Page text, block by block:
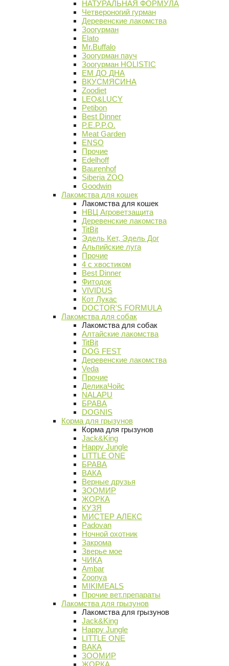
НАТУРАЛЬНАЯ ФОРМУЛА
Четвероногий гурман
Деревенские лакомства
Зоогурман
Elato
Mr.Buffalo
Зоогурман пауч
Зоогурман HOLISTIC
ЕМ ДО ДНА
ВКУСМЯСИНА
Zoodiet
LEO&LUCY
Petibon
Best Dinner
P.E.P.P.O.
Meat Garden
ENSO
Прочие
Edelhoff
Baurenhof
Siberia ZOO
Goodwin
Лакомства для кошек
Лакомства для кошек
НВЦ Агроветзащита
Деревенские лакомства
TitBit
Эдель Кет, Эдель Дог
Альпийские луга
Прочие
4 с хвостиком
Best Dinner
Фитодок
VIVIDUS
Кот Лукас
DOCTOR'S FORMULA
Лакомства для собак
Лакомства для собак
Алтайские лакомства
TitBit
DOG FEST
Деревенские лакомства
Veda
Прочие
ДеликаЧойс
NALAPU
БРАВА
DOGNIS
Корма для грызунов
Корма для грызунов
Jack&King
Happy Jungle
LITTLE ONE
БРАВА
ВАКА
Верные друзья
ЗООМИР
ЖОРКА
КУЗЯ
МИСТЕР АЛЕКС
Padovan
Ночной охотник
Закрома
Зверье мое
ЧИКА
Ambar
Zoonya
MIKIMEALS
Прочие вет.препараты
Лакомства для грызунов
Лакомства для грызунов
Jack&King
Happy Jungle
LITTLE ONE
ВАКА
ЗООМИР
ЖОРКА